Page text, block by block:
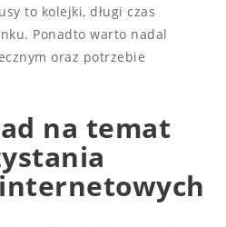
to kolejki, długi czas
Ponadto warto nadal
oraz potrzebie
na temat